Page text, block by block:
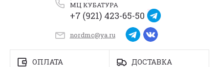
МЦ КУБАТУРА
+7 (921) 423-65-50
nordmc@ya.ru
ОПЛАТА ДОСТАВКА